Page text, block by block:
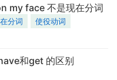
my face 不是现在分词
分词
使役动词
和get 的区别